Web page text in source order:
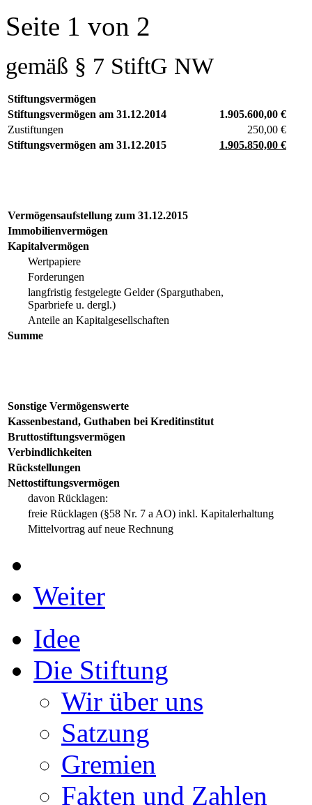
Seite 1 von 2
gemäß § 7 StiftG NW
Stiftungsvermögen
Stiftungsvermögen am 31.12.2014
1.905.600,00 €
Zustiftungen
250,00 €
Stiftungsvermögen am 31.12.2015
1.905.850,00 €
Vermögensaufstellung zum 31.12.2015
Immobilienvermögen
Kapitalvermögen
Wertpapiere
Forderungen
langfristig festgelegte Gelder (Sparguthaben,
Sparbriefe u. dergl.)
Anteile an Kapitalgesellschaften
Summe
Sonstige Vermögenswerte
Kassenbestand, Guthaben bei Kreditinstitut
Bruttostiftungsvermögen
Verbindlichkeiten
Rückstellungen
Nettostiftungsvermögen
davon Rücklagen:
freie Rücklagen (§58 Nr. 7 a AO) inkl. Kapitalerhaltung
Mittelvortrag auf neue Rechnung
Weiter
Idee
Die Stiftung
Wir über uns
Satzung
Gremien
Fakten und Zahlen